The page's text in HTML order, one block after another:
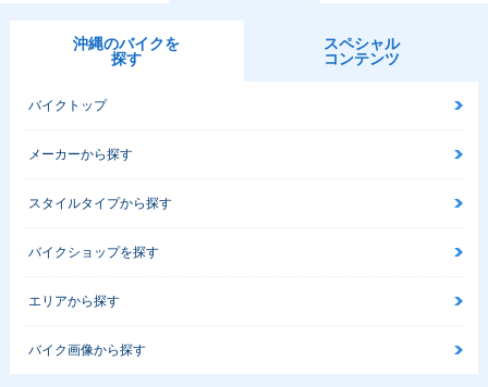
沖縄のバイクを
探す
スペシャル
コンテンツ
バイクトップ
メーカーから探す
スタイルタイプから探す
バイクショップを探す
エリアから探す
バイク画像から探す